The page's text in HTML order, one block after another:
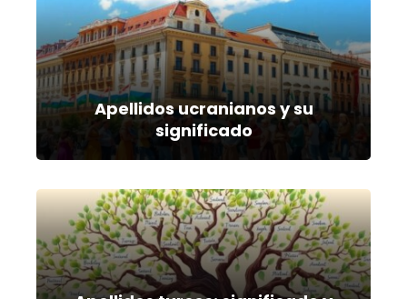
Apellidos ucranianos y su
significado